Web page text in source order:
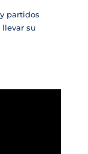
partidos
su